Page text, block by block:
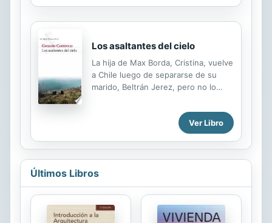
York Times Durante los años previos
Los asaltantes del cielo
La hija de Max Borda, Cristina, vuelve
a Chile luego de separarse de su
marido, Beltrán Jerez, pero no lo
Gastón Solar, un joven artista que
conoció en San Francisco y que la
acompaña en su retorno para montar
una representación de La tierra
baldía de T.S.Eliot. Max, viudo hace
un tiempo de Alejandra Souza, se ha
casado con su hermana, Virginia, y
vive en el sur de Chile. Así, el
protagonista de El nadador observa
cómo su hija reconstruye su vida al
Ver Libro
Últimos Libros